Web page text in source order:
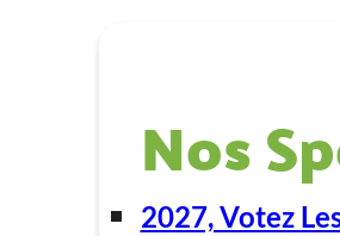
Nos
2027, Votez